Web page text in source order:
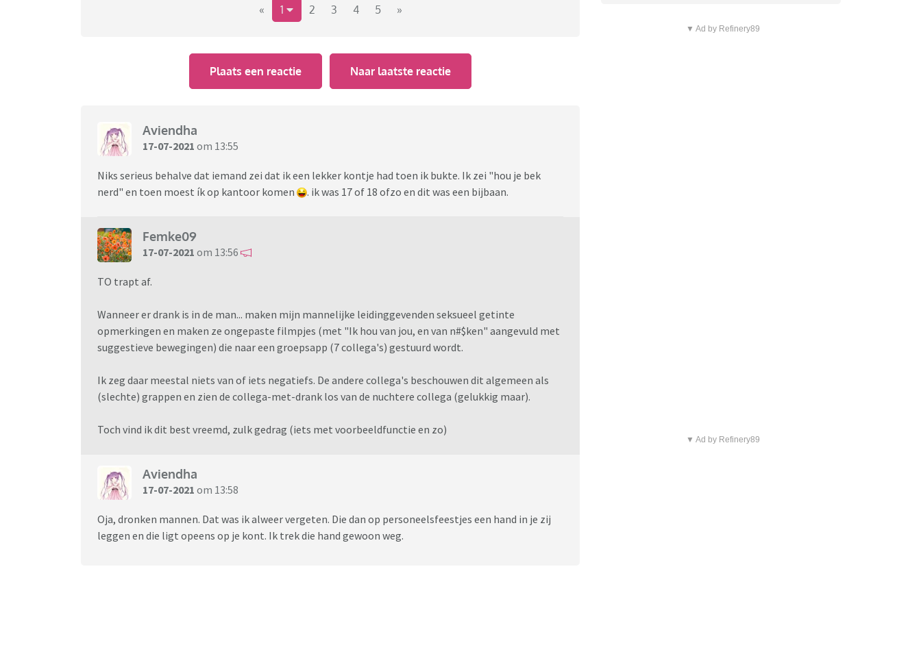
« 1 2 3 4 5 »
Plaats een reactie Naar laatste reactie
Aviendha
17-07-2021 om 13:55
Niks serieus behalve dat iemand zei dat ik een lekker kontje had toen ik bukte. Ik zei "hou je bek
nerd" en toen moest ík op kantoor komen
. ik was 17 of 18 ofzo en dit was een bijbaan.
Femke09
17-07-2021 om 13:56
TO trapt af.
Wanneer er drank is in de man... maken mijn mannelijke leidinggevenden seksueel getinte
opmerkingen en maken ze ongepaste filmpjes (met "Ik hou van jou, en van n#$ken" aangevuld met
suggestieve bewegingen) die naar een groepsapp (7 collega's) gestuurd wordt.
Ik zeg daar meestal niets van of iets negatiefs. De andere collega's beschouwen dit algemeen als
(slechte) grappen en zien de collega-met-drank los van de nuchtere collega (gelukkig maar).
Toch vind ik dit best vreemd, zulk gedrag (iets met voorbeeldfunctie en zo)
Aviendha
17-07-2021 om 13:58
Oja, dronken mannen. Dat was ik alweer vergeten. Die dan op personeelsfeestjes een hand in je zij
leggen en die ligt opeens op je kont. Ik trek die hand gewoon weg.
▼ Ad by Refinery89
▼ Ad by Refinery89